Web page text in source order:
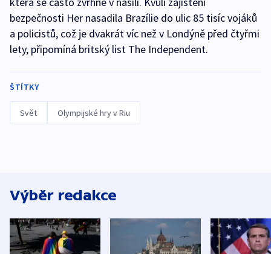
bezpečnosti Her nasadila Brazílie do ulic 85 tisíc vojáků
a policistů, což je dvakrát víc než v Londýně před čtyřmi
lety, připomíná britský list The Independent.
ŠTÍTKY
Svět Olympijské hry v Riu
Výběr redakce